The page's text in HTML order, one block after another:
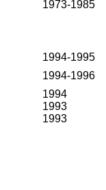
1973-1985
1994-1995
1994-1996
1994
1993
1993